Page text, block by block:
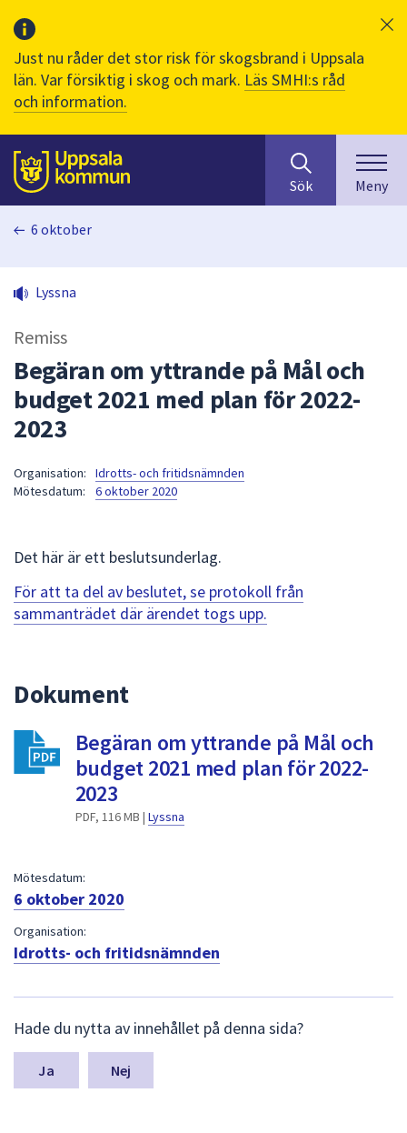
Just nu råder det stor risk för skogsbrand i Uppsala
län. Var försiktig i skog och mark. Läs SMHI:s råd
och information.
Till sidans
huvudinnehåll
efter
innehåll
på
sökfältet
kommer
sökförslag
att
navigera
mellan
välja
något
Sök Meny
6 oktober
Lyssna
Remiss
Begäran om yttrande på Mål och
budget 2021 med plan för 2022-
2023
Organisation:
Idrotts- och fritidsnämnden
Mötesdatum:
6 oktober 2020
Det här är ett beslutsunderlag.
För att ta del av beslutet, se protokoll från
sammanträdet där ärendet togs upp.
Dokument
Begäran om yttrande på Mål och
budget 2021 med plan för 2022-
2023
PDF, 116 MB | Lyssna
Mötesdatum:
6 oktober 2020
Organisation:
Idrotts- och fritidsnämnden
ä
m
a
Hade du nytta av innehållet på denna sida?
Nej